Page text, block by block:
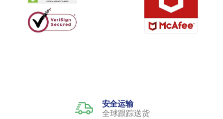
安全运输
全球跟踪送货